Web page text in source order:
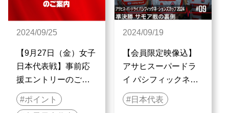
2024/09/25
【9月27日（金）女子
日本代表戦】事前応
援エントリーのご案
内
ポイント
2024/09/19
【会員限定映像込】
アサヒスーパードラ
イ パシフィックネー
ションズカップ 2024
準決勝裏側|The
日本代表